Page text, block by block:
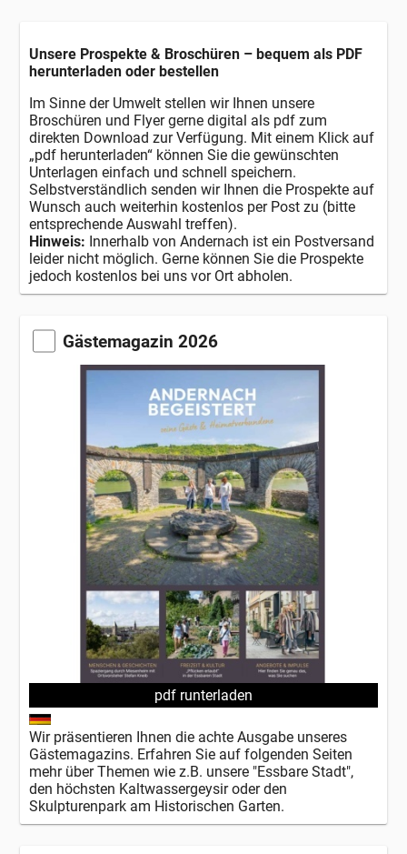
Unsere Prospekte & Broschüren – bequem als PDF
herunterladen oder bestellen
Im Sinne der Umwelt stellen wir Ihnen unsere
Broschüren und Flyer gerne digital als pdf zum
direkten Download zur Verfügung. Mit einem Klick auf
„pdf herunterladen“ können Sie die gewünschten
Unterlagen einfach und schnell speichern.
Selbstverständlich senden wir Ihnen die Prospekte auf
Wunsch auch weiterhin kostenlos per Post zu (bitte
entsprechende Auswahl treffen).
Hinweis: Innerhalb von Andernach ist ein Postversand
leider nicht möglich. Gerne können Sie die Prospekte
jedoch kostenlos bei uns vor Ort abholen.
Gästemagazin 2026
pdf runterladen
Wir präsentieren Ihnen die achte Ausgabe unseres
Gästemagazins. Erfahren Sie auf folgenden Seiten
mehr über Themen wie z.B. unsere "Essbare Stadt",
den höchsten Kaltwassergeysir oder den
Skulpturenpark am Historischen Garten.